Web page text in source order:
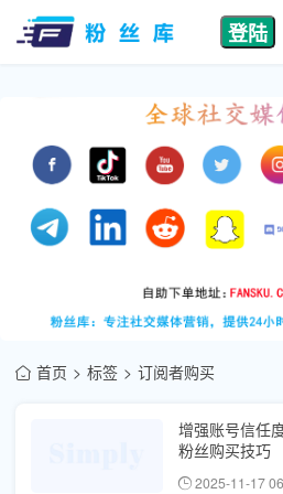
登陆
首页 标签 订阅者购买
增强账号信任
粉丝购买技巧
2025-11-17